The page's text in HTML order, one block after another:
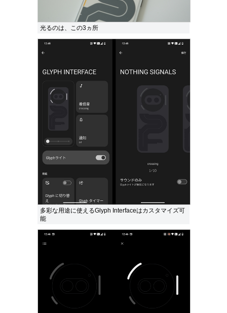
光るのは、この3ヵ所
多彩な用途に使えるGlyph Interfaceはカスタマイズ可
能